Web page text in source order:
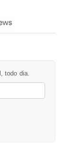
todo dia.